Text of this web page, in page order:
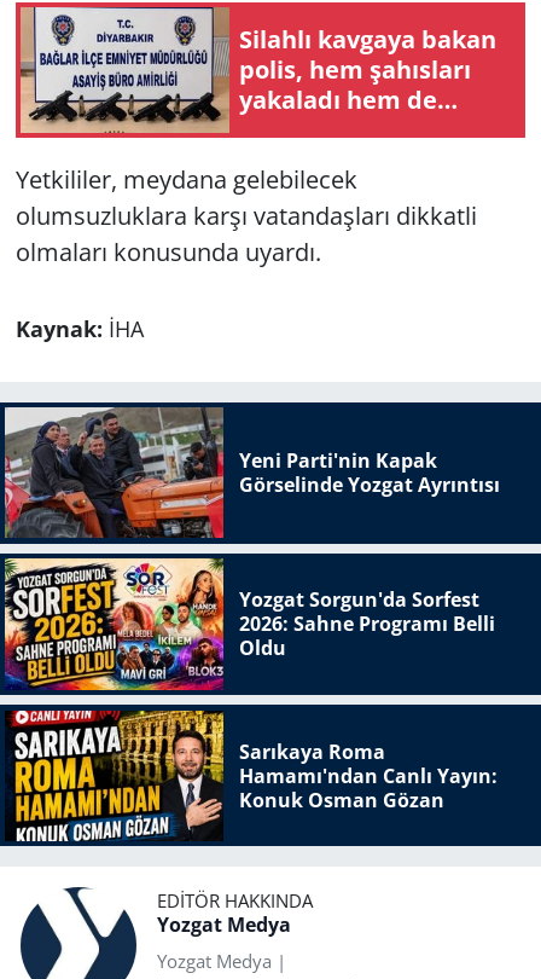
Silahlı kavgaya bakan
polis, hem şahısları
yakaladı hem de
silahları ele geçirdi
Yetkililer, meydana gelebilecek
olumsuzluklara karşı vatandaşları dikkatli
olmaları konusunda uyardı.
Kaynak: İHA
Yeni Parti'nin Kapak
Görselinde Yozgat Ayrıntısı
Yozgat Sorgun'da Sorfest
2026: Sahne Programı Belli
Oldu
Sarıkaya Roma
Hamamı'ndan Canlı Yayın:
Konuk Osman Gözan
EDITÖR HAKKINDA
Yozgat Medya
Yozgat Medya |